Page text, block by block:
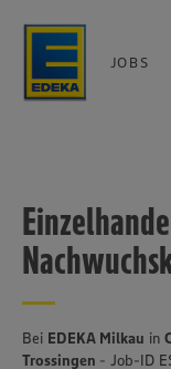
JOBS
Bei EDEKA Milkau in
Trossingen - Job-ID